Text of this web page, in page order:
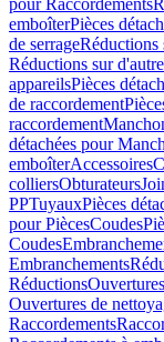
pour Raccordements
emboîterPièces
de serrageRéductions
Réductions sur
appareilsPièces
de raccordement
raccordement
détachées pour
emboîterAccessoires
colliersObturateurs
PPTuyauxPièces
pour PiècesCoudes
Coudes
Embranchements
Réductions
Ouvertures de
Raccordements